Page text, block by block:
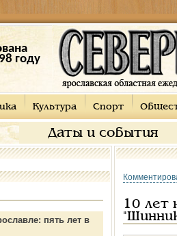
году
Культура Спорт
Даты и события
пять лет в
10 лет